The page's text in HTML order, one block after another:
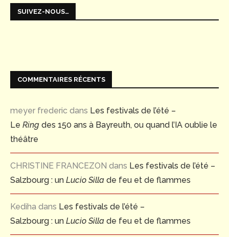
SUIVEZ-NOUS…
COMMENTAIRES RÉCENTS
meyer frederic dans Les festivals de l’été –
Le Ring des 150 ans à Bayreuth, ou quand l’IA oublie le
théâtre
CHRISTINE FRANCEZON dans Les festivals de l’été –
Salzbourg : un Lucio Silla de feu et de flammes
Kediha dans Les festivals de l’été –
Salzbourg : un Lucio Silla de feu et de flammes